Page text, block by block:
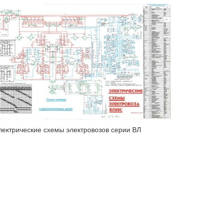
схемы электровозов серии ВЛ